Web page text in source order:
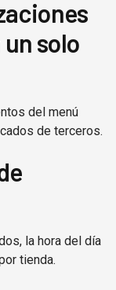
solo
del menú
de terceros.
la hora del día
tienda.